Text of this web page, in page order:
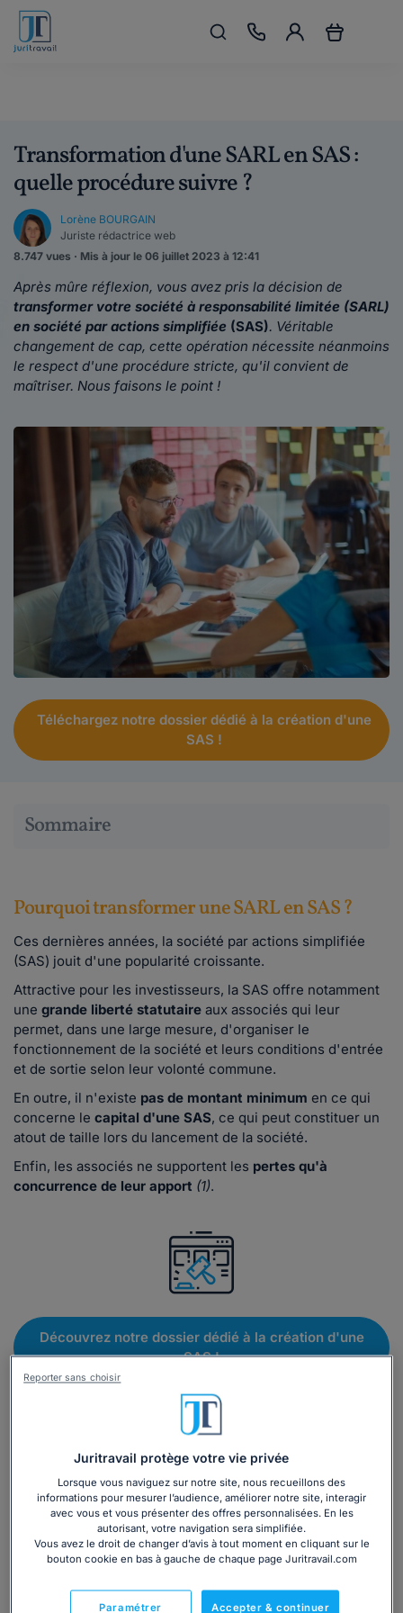
Transformation d'une SARL en SAS :
quelle procédure suivre ?
Lorène BOURGAIN
Juriste rédactrice web
8.747 vues · Mis à jour le 06 juillet 2023 à 12:41
Après mûre réflexion, vous avez pris la décision de
transformer votre société à responsabilité limitée (SARL)
en société par actions simplifiée (SAS). Véritable
changement de cap, cette opération nécessite néanmoins
le respect d'une procédure stricte, qu'il convient de
maîtriser. Nous faisons le point !
Téléchargez notre dossier dédié à la création d'une
SAS !
Sommaire
Pourquoi transformer une SARL en SAS ?
Ces dernières années, la société par actions simplifiée
(SAS) jouit d'une popularité croissante.
Attractive pour les investisseurs, la SAS offre notamment
une grande liberté statutaire aux associés qui leur
permet, dans une large mesure, d'organiser le
fonctionnement de la société et leurs conditions d'entrée
et de sortie selon leur volonté commune.
En outre, il n'existe pas de montant minimum en ce qui
concerne le capital d'une SAS, ce qui peut constituer un
atout de taille lors du lancement de la société.
Enfin, les associés ne supportent les pertes qu'à
concurrence de leur apport (1).
Découvrez notre dossier dédié à la création d'une
SAS !
Etape 1 : nommez, si besoin, un commissaire à
Si votre SARL n'a pas de commissaire aux comptes, il est
impératif de commercer le processus de transformation
en SAS par lanomination d'un commissaire à la
transformation.
La désignation d'un commissaire à la transformation
inscrits sur une liste établie auprès du tribunal de
Juritravail protège votre vie privée
Lorsque vous naviguez sur notre site, nous recueillons des
informations pour mesurer l’audience, améliorer notre site, interagir
avec vous et vous présenter des offres personnalisées. En les
autorisant, votre navigation sera simplifiée.
Vous avez le droit de changer d’avis à tout moment en cliquant sur le
bouton cookie en bas à gauche de chaque page Juritravail.com
Accepter & continuer
Paramétrer
Reporter sans choisir